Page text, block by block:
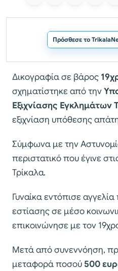
Πρόσθεσε το
Δικογραφία σε βάρος
σχηματίστηκε από την
Εξιχνίασης Εγκλημάτων
εξιχνίαση υπόθεσης
Σύμφωνα με την
περιστατικό που έγινε
Τρίκαλα.
Γυναίκα εντόπισε
εστίασης σε μέσο
επικοινώνησε με τον
Μετά από συνεννόηση,
μεταφορά ποσού 500